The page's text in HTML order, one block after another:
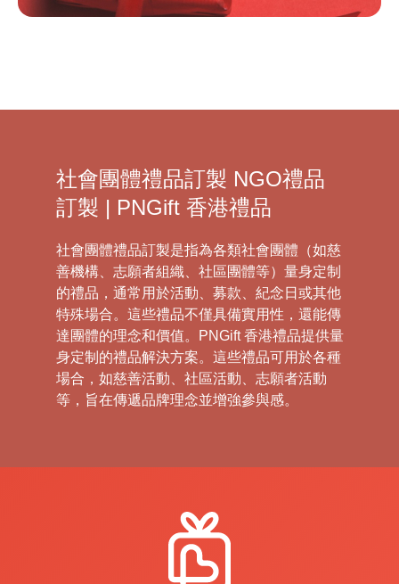
社會團體禮品訂製 NGO禮品
訂製 | PNGift 香港禮品
社會團體禮品訂製是指為各類社會團體（如慈
善機構、志願者組織、社區團體等）量身定制
的禮品，通常用於活動、募款、紀念日或其他
特殊場合。這些禮品不僅具備實用性，還能傳
達團體的理念和價值。PNGift 香港禮品提供量
身定制的禮品解決方案。這些禮品可用於各種
場合，如慈善活動、社區活動、志願者活動
等，旨在傳遞品牌理念並增強參與感。